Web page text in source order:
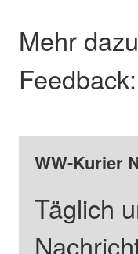
Mehr
Feedback:
WW-Kurier
Täglich